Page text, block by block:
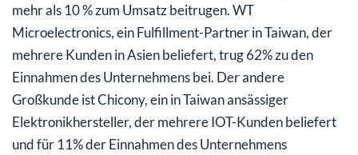
mehr als 10 % zum Umsatz beitrugen. WT
Microelectronics, ein Fulfillment-Partner in Taiwan, der
mehrere Kunden in Asien beliefert, trug 62% zu den
Einnahmen des Unternehmens bei. Der andere
Großkunde ist Chicony, ein in Taiwan ansässiger
Elektronikhersteller, der mehrere IOT-Kunden beliefert
und für 11% der Einnahmen des Unternehmens